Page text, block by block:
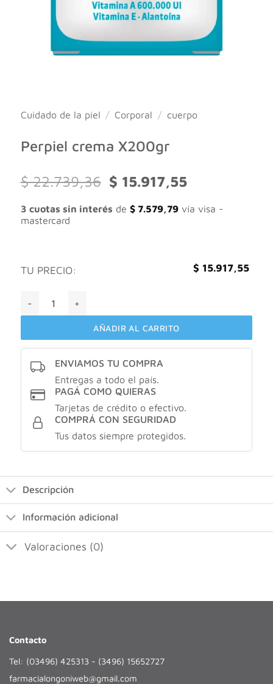
Cuidado de la piel / Corporal / cuerpo
Perpiel crema X200gr
$22.739,36
El
precio
original
era:
$ 15.917,55El
precio
es:
3 cuotas sin interés de $7.579,79vía visa -
mastercard
TU PRECIO: $ 15.917,55
AÑADIR AL CARRITO
ENVIAMOS TU COMPRA
Entregas a todo el país.
PAGÁ COMO QUIERAS
Tarjetas de crédito o efectivo.
COMPRÁ CON SEGURIDAD
Tus datos siempre protegidos.
Descripción
Información adicional
Valoraciones (0)
Contacto
Tel: (03496) 425313 - (3496) 15652727
farmacialongoniweb@gmail.com